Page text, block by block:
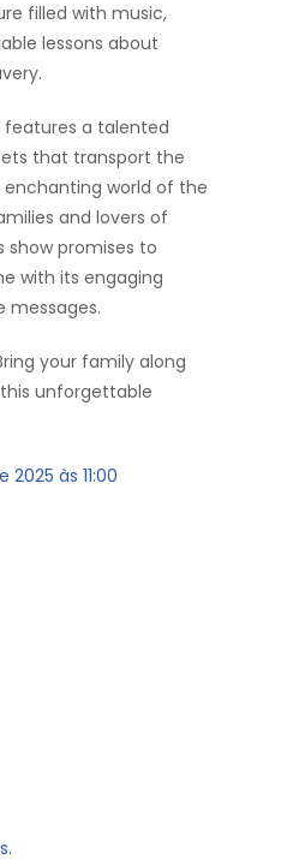
filled with music,
lessons about
a talented
that transport the
world of the
and lovers of
show promises to
with its engaging
messages.
your family along
unforgettable
às 11:00